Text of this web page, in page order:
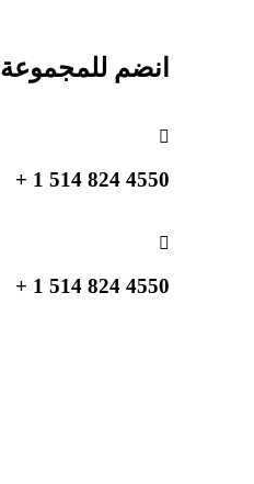
انضم للمجموعة
4550 824 514 1 +
4550 824 514 1 +